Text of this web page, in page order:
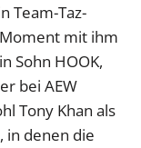
Team-Taz-
mit ihm
Sohn HOOK,
bei AEW
Tony Khan als
in denen die